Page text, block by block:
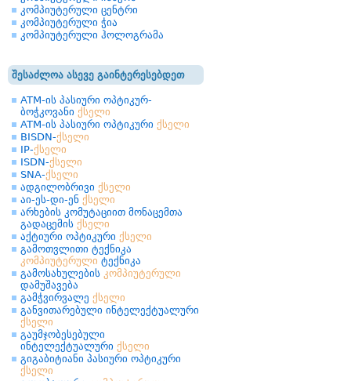
კომპიუტერული ცენტრი
კომპიუტერული ჭია
კომპიუტერული ჰოლოგრამა
შესაძლოა ასევე გაინტერესებდეთ
ATM-ის პასიური ოპტიკურ-
ბოჭკოვანი ქსელი
ATM-ის პასიური ოპტიკური ქსელი
BISDN-ქსელი
IP-ქსელი
ISDN-ქსელი
SNA-ქსელი
ადგილობრივი ქსელი
აი-ეს-დი-ენ ქსელი
არხების კომუტაციით მონაცემთა
გადაცემის ქსელი
აქტიური ოპტიკური ქსელი
გამოთვლითი ტექნიკა
კომპიუტერული ტექნიკა
გამოსახულების კომპიუტერული
დამუშავება
გამჭვირვალე ქსელი
განვითარებული ინტელექტუალური
ქსელი
გაუმჯობესებული
ინტელექტუალური ქსელი
გიგაბიტიანი პასიური ოპტიკური
ქსელი